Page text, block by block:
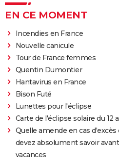
EN CE MOMENT
Incendies en France
Nouvelle canicule
Tour de France femmes
Quentin Dumontier
Hantavirus en France
Bison Futé
Lunettes pour l'éclipse
Carte de l'éclipse solaire du 12
Quelle amende en cas d'excès
devez absolument savoir
vacances